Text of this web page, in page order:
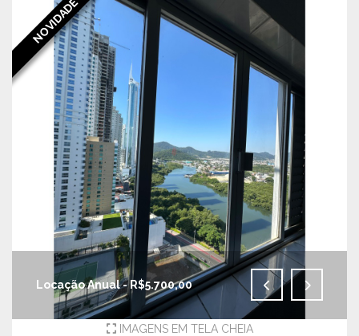
NOVIDADE
Locação Anual - R$5.700,00
IMAGENS EM TELA CHEIA